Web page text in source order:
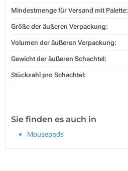
Mindestmenge für Versand mit Palette:
Größe der äußeren Verpackung:
Volumen der äußeren Verpackung:
Gewicht der äußeren Schachtel:
Stückzahl pro Schachtel:
Sie finden es auch in
Mousepads